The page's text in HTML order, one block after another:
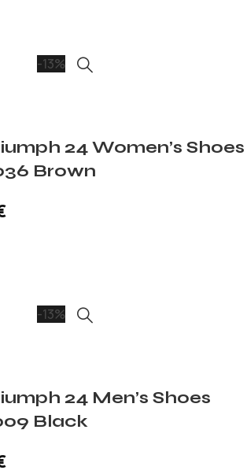
-13%
24 Women’s Shoes
Brown
-13%
24 Men’s Shoes
Black